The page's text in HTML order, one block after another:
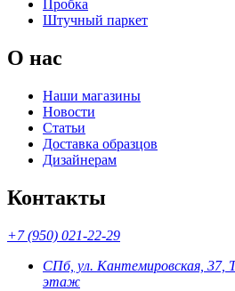
Пробка
Штучный паркет
О нас
Наши магазины
Новости
Статьи
Доставка образцов
Дизайнерам
Контакты
+7 (950) 021-22-29
СПб, ул. Кантемировская, 37,
этаж